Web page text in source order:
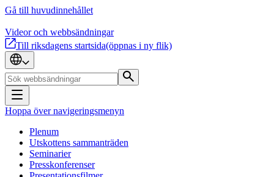
Gå till huvudinnehållet
Videor och webbsändningar
Till riksdagens startsida(öppnas i ny flik)
Hoppa över navigeringsmenyn
Plenum
Utskottens sammanträden
Seminarier
Presskonferenser